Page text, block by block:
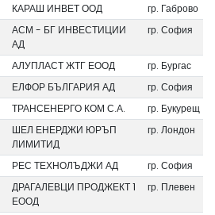
КАРАШ ИНВЕТ ООД
гр. Габрово
АСМ - БГ ИНВЕСТИЦИИ
АД
гр. София
АЛУПЛАСТ ЖТГ ЕООД
гр. Бургас
ЕЛФОР БЪЛГАРИЯ АД
гр. София
ТРАНСЕНЕРГО КОМ С.А.
гр. Букурещ
ШЕЛ ЕНЕРДЖИ ЮРЪП
ЛИМИТИД
гр. Лондон
РЕС ТЕХНОЛЪДЖИ АД
гр. София
ДРАГАЛЕВЦИ ПРОДЖЕКТ 1
ЕООД
гр. Плевен